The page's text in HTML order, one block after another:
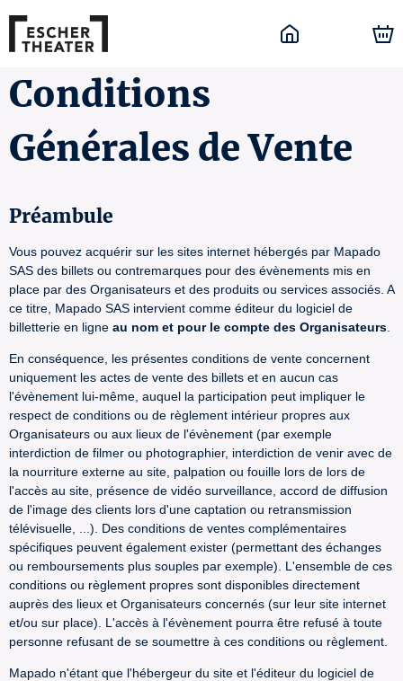
Conditions
Générales de Vente
Préambule
Vous pouvez acquérir sur les sites internet hébergés par Mapado
SAS des billets ou contremarques pour des évènements mis en
place par des Organisateurs et des produits ou services associés. A
ce titre, Mapado SAS intervient comme éditeur du logiciel de
billetterie en ligne au nom et pour le compte des Organisateurs
En conséquence, les présentes conditions de vente concernent
uniquement les actes de vente des billets et en aucun cas
l'évènement lui-même, auquel la participation peut impliquer le
respect de conditions ou de règlement intérieur propres aux
Organisateurs ou aux lieux de l'évènement (par exemple
interdiction de filmer ou photographier, interdiction de venir avec de
la nourriture externe au site, palpation ou fouille lors de lors de
l'accès au site, présence de vidéo surveillance, accord de diffusion
de l'image des clients lors d'une captation ou retransmission
télévisuelle, ...). Des conditions de ventes complémentaires
spécifiques peuvent également exister (permettant des échanges
ou remboursements plus souples par exemple). L'ensemble de ces
conditions ou règlement propres sont disponibles directement
auprès des lieux et Organisateurs concernés (sur leur site internet
et/ou sur place). L'accès à l'évènement pourra être refusé à toute
personne refusant de se soumettre à ces conditions ou règlement.
Mapado n'étant que l'hébergeur du site et l'éditeur du logiciel de